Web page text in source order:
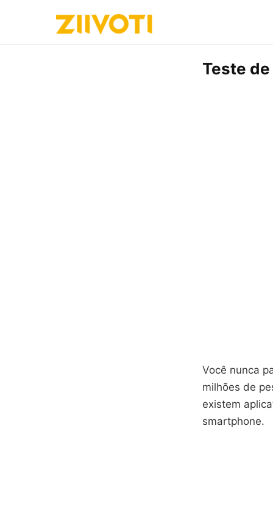
Teste
Você nunca
milhões de
existem
smartphone.